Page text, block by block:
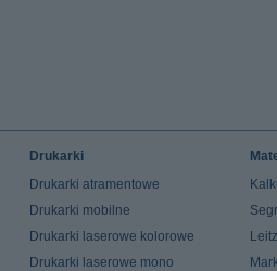
Drukarki
Drukarki atramentowe
Drukarki mobilne
Drukarki laserowe kolorowe
Drukarki laserowe mono